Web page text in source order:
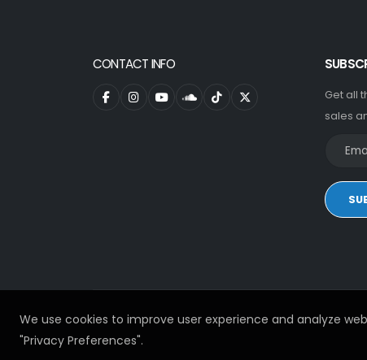
We use cookies to improve user experience and analyze
"Privacy Preferences".
CONTACT INFO
Get all
sales